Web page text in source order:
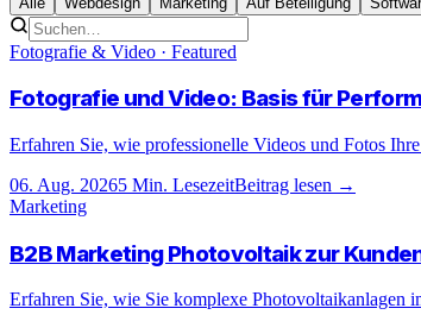
Fotografie & Video · Featured
Fotografie und Video: Basis für
Erfahren Sie, wie professionelle Videos und Fotos
06. Aug. 20265 Min. LesezeitBeitrag lesen →
Marketing
B2B Marketing Photovoltaik zur
Erfahren Sie, wie Sie komplexe Photovoltaikanlagen